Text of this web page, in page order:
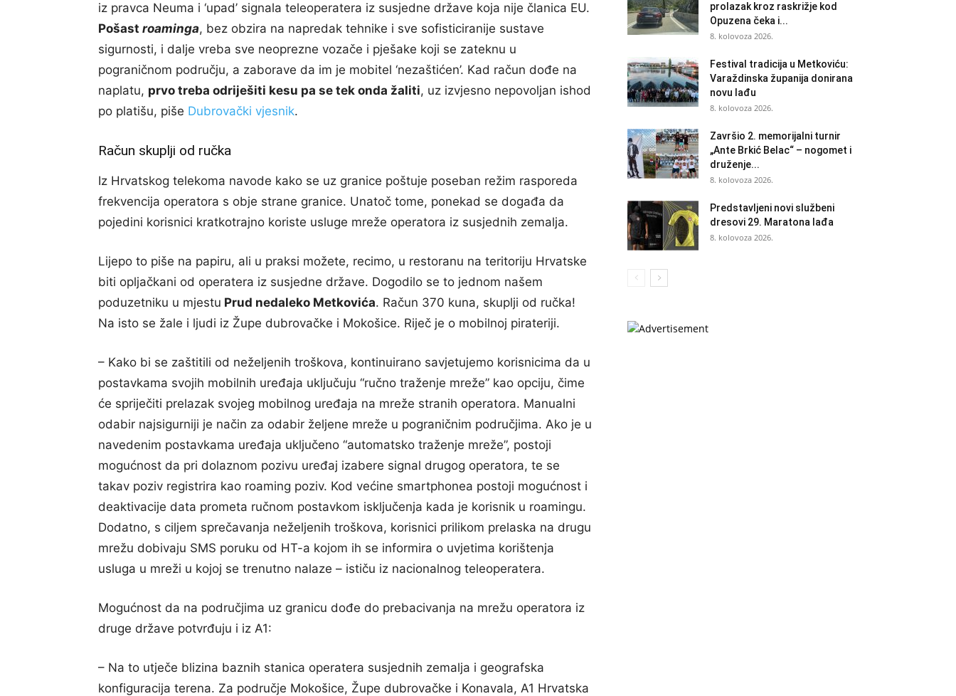
iz pravca Neuma i ‘upad’ signala teleoperatera iz susjedne države koja nije članica EU.
Pošast roaminga, bez obzira na napredak tehnike i sve sofisticiranije sustave
sigurnosti, i dalje vreba sve neoprezne vozače i pješake koji se zateknu u
pograničnom području, a zaborave da im je mobitel ‘nezaštićen’. Kad račun dođe na
naplatu, prvo treba odriješiti kesu pa se tek onda žaliti, uz izvjesno nepovoljan ishod
po platišu, piše Dubrovački vjesnik.
Račun skuplji od ručka
Iz Hrvatskog telekoma navode kako se uz granice poštuje poseban režim rasporeda
frekvencija operatora s obje strane granice. Unatoč tome, ponekad se događa da
pojedini korisnici kratkotrajno koriste usluge mreže operatora iz susjednih zemalja.
Lijepo to piše na papiru, ali u praksi možete, recimo, u restoranu na teritoriju Hrvatske
biti opljačkani od operatera iz susjedne države. Dogodilo se to jednom našem
poduzetniku u mjestu Prud nedaleko Metkovića. Račun 370 kuna, skuplji od ručka!
Na isto se žale i ljudi iz Župe dubrovačke i Mokošice. Riječ je o mobilnoj pirateriji.
– Kako bi se zaštitili od neželjenih troškova, kontinuirano savjetujemo korisnicima da u
postavkama svojih mobilnih uređaja uključuju “ručno traženje mreže” kao opciju, čime
će spriječiti prelazak svojeg mobilnog uređaja na mreže stranih operatora. Manualni
odabir najsigurniji je način za odabir željene mreže u pograničnim područjima. Ako je u
navedenim postavkama uređaja uključeno “automatsko traženje mreže”, postoji
mogućnost da pri dolaznom pozivu uređaj izabere signal drugog operatora, te se
takav poziv registrira kao roaming poziv. Kod većine smartphonea postoji mogućnost i
deaktivacije data prometa ručnom postavkom isključenja kada je korisnik u roamingu.
Dodatno, s ciljem sprečavanja neželjenih troškova, korisnici prilikom prelaska na drugu
mrežu dobivaju SMS poruku od HT-a kojom ih se informira o uvjetima korištenja
usluga u mreži u kojoj se trenutno nalaze – ističu iz nacionalnog teleoperatera.
Mogućnost da na područjima uz granicu dođe do prebacivanja na mrežu operatora iz
druge države potvrđuju i iz A1:
– Na to utječe blizina baznih stanica operatera susjednih zemalja i geografska
konfiguracija terena. Za područje Mokošice, Župe dubrovačke i Konavala, A1 Hrvatska
prolazak kroz raskrižje kod
Opuzena čeka i...
8. kolovoza 2026.
Festival tradicija u Metkoviću:
Varaždinska županija donirana
novu lađu
8. kolovoza 2026.
Završio 2. memorijalni turnir
„Ante Brkić Belac“ – nogomet i
druženje...
8. kolovoza 2026.
Predstavljeni novi službeni
dresovi 29. Maratona lađa
8. kolovoza 2026.